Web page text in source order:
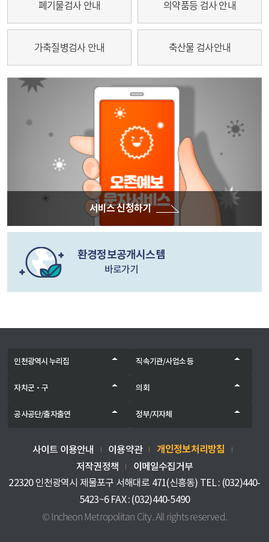
폐기물검사 안내 의약품등 검사 안내
가축질병검사 안내 축산물 검사안내
서비스 신청하기
환경정보공개시스템
바로가기
인천광역시 누리집 직속기관/사업소 등
자치군‧구 의회
공사공단/출자출연 정부/지자체
사이트 이용안내 이용약관 개인정보처리방침
저작권정책
이메일수집거부
22320 인천광역시 제물포구 서해대로 471(신흥동) TEL : (032)440-
5423~6 FAX : (032)440-5490
© Incheon Metropolitan City. All rights reserved.